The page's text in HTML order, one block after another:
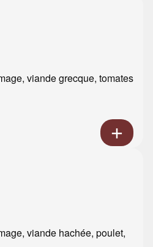
viande grecque, tomates
viande hachée, poulet,